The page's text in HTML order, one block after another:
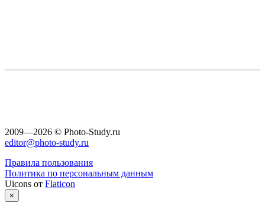
2009—2026 © Photo-Study.ru
editor@photo-study.ru
Правила пользования
Политика по персональным данным
Uicons от Flaticon
×